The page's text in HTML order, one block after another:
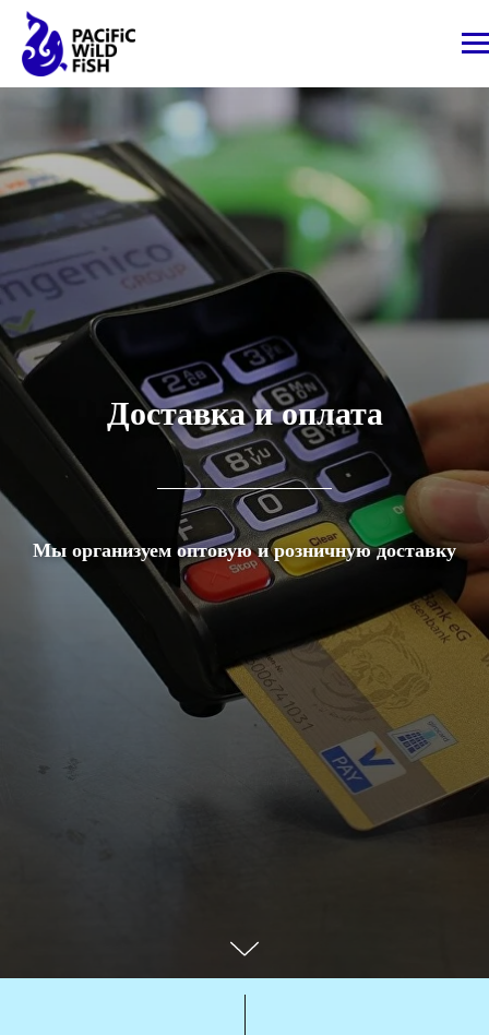
Доставка и оплата
Мы организуем оптовую и розничную доставку